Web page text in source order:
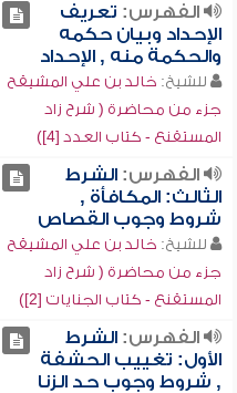
الفهرس: تعريف
الإحداد وبيان حكمه
والحكمة منه , الإحداد
للشيخ: خالد بن علي المشيقح
جزء من محاضرة ( شرح زاد
المستقنع - كتاب العدد [4])
الفهرس:الشرط
الثالث: المكافأة ,
شروط وجوب القصاص
للشيخ: خالد بن علي المشيقح
جزء من محاضرة ( شرح زاد
المستقنع - كتاب الجنايات [2])
الفهرس:الشرط
الأول: تغييب الحشفة
, شروط وجوب حد الزنا